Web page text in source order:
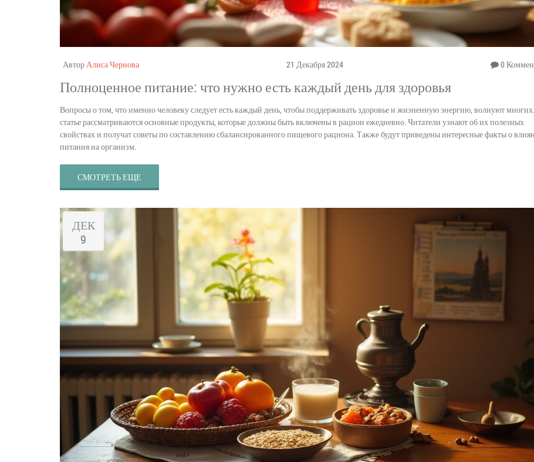
Автор Алиса Чернова 21 Декабря 2024 0
Полноценное питание: что нужно есть каждый день для здоровья
Вопросы о том, что именно человеку следует есть каждый день, чтобы поддерживать здоровье и жизненную энергию, волнуют
статье рассматриваются основные продукты, которые должны быть включены в рацион ежедневно. Читатели узнают об их полезных
свойствах и получат советы по составлению сбалансированного пищевого рациона. Также будут приведены интересные факты о
питания на организм.
СМОТРЕТЬ ЕЩЕ
ДЕК
9